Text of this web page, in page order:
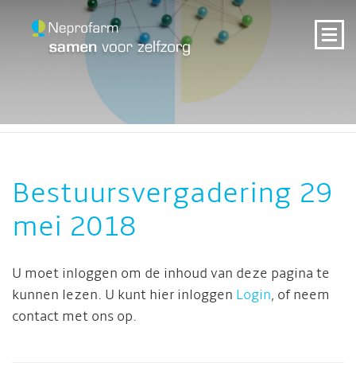
Bestuursvergadering 29
mei 2018
U moet inloggen om de inhoud van deze pagina te
kunnen lezen. U kunt hier inloggen Login, of neem
contact met ons op.